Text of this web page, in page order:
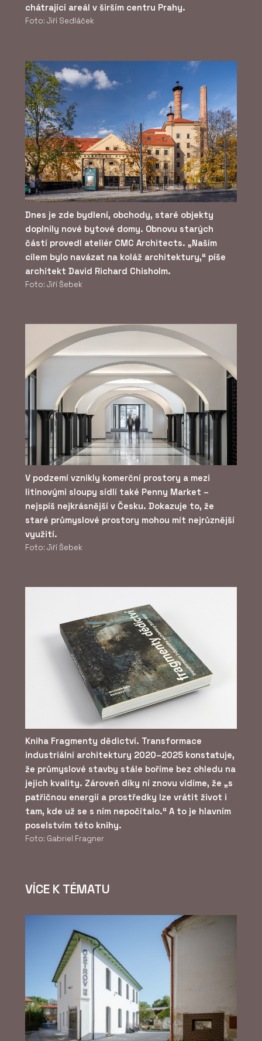
chátrající areál v širším centru Prahy.
Foto: Jiří Sedláček
Dnes je zde bydlení, obchody, staré objekty
doplnily nové bytové domy. Obnovu starých
částí provedl ateliér CMC Architects. „Naším
cílem bylo navázat na koláž architektury,“ píše
architekt David Richard Chisholm.
Foto: Jiří Šebek
V podzemí vznikly komerční prostory a mezi
litinovými sloupy sídlí také Penny Market –
nejspíš nejkrásnější v Česku. Dokazuje to, že
staré průmyslové prostory mohou mít nejrůznější
využití.
Foto: Jiří Šebek
Kniha Fragmenty dědictví. Transformace
industriální architektury 2020–2025 konstatuje,
že průmyslové stavby stále boříme bez ohledu na
jejich kvality. Zároveň díky ní znovu vidíme, že „s
patřičnou energií a prostředky lze vrátit život i
tam, kde už se s ním nepočítalo.“ A to je hlavním
poselstvím této knihy.
Foto: Gabriel Fragner
VÍCE K TÉMATU